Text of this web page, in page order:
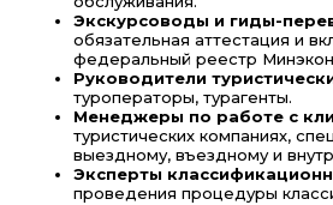
Экскурсоводы и гиды-
обязательная аттестация и
федеральный реестр
Руководители
туроператоры, турагенты.
Менеджеры по работе с
туристических компаниях,
выездному, въездному и
Эксперты
проведения процедуры